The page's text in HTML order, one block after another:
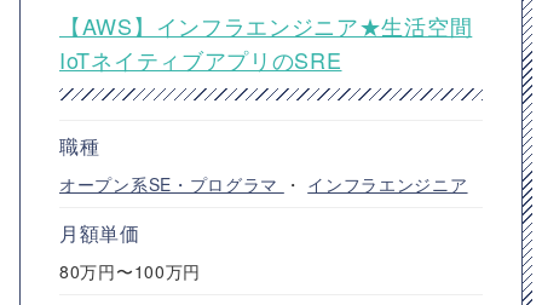
【AWS】インフラエンジニア★生活空間
IoTネイティブアプリのSRE
職種
オープン系SE・プログラマ ・ インフラエンジニア
月額単価
80万円〜100万円